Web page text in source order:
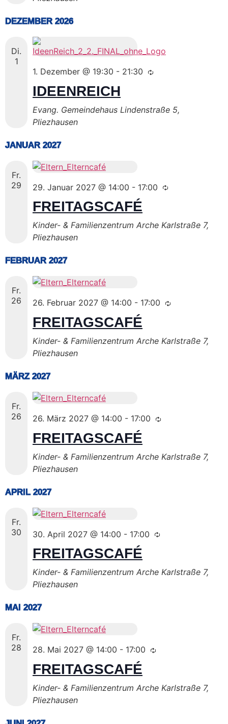
DEZEMBER 2026
Di.
1
1. Dezember @ 19:30 - 21:30
IDEENREICH
Evang. Gemeindehaus Lindenstraße 5,
Pliezhausen
JANUAR 2027
Fr.
29
29. Januar 2027 @ 14:00 - 17:00
FREITAGSCAFÉ
Kinder- & Familienzentrum Arche Karlstraße 7,
Pliezhausen
FEBRUAR 2027
Fr.
26
26. Februar 2027 @ 14:00 - 17:00
FREITAGSCAFÉ
Kinder- & Familienzentrum Arche Karlstraße 7,
Pliezhausen
MÄRZ 2027
Fr.
26
26. März 2027 @ 14:00 - 17:00
FREITAGSCAFÉ
Kinder- & Familienzentrum Arche Karlstraße 7,
Pliezhausen
APRIL 2027
Fr.
30
30. April 2027 @ 14:00 - 17:00
FREITAGSCAFÉ
Kinder- & Familienzentrum Arche Karlstraße 7,
Pliezhausen
MAI 2027
Fr.
28
28. Mai 2027 @ 14:00 - 17:00
FREITAGSCAFÉ
Kinder- & Familienzentrum Arche Karlstraße 7,
Pliezhausen